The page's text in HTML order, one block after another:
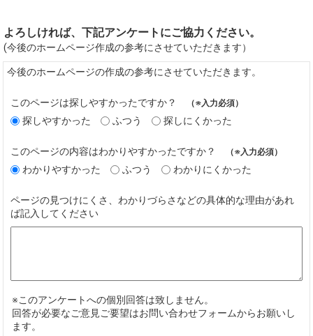
よろしければ、下記アンケートにご協力ください。
(今後のホームページ作成の参考にさせていただきます）
今後のホームページの作成の参考にさせていただきます。
このページは探しやすかったですか？ （※入力必須）
探しやすかった ふつう 探しにくかった
このページの内容はわかりやすかったですか？ （※入力必須）
わかりやすかった ふつう わかりにくかった
ページの見つけにくさ、わかりづらさなどの具体的な理由があれ
ば記入してください
※このアンケートへの個別回答は致しません。
回答が必要なご意見ご要望はお問い合わせフォームからお願いし
ます。